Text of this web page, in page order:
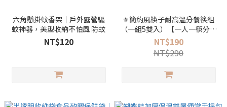
六角懸掛蚊香架｜戶外露營驅
蚊神器，美型收納不怕風 防蚊
NT$120
⚜️簡約風筷子耐高溫分餐筷組
（一組5雙入）【一人一筷分餐
設計】
NT$190
NT$290